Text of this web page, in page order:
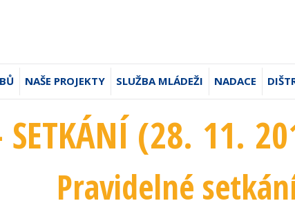
NAŠE PROJEKTY SLUŽBA MLÁDEŽI NADACE
SETKÁNÍ (28. 11.
Pravidelné